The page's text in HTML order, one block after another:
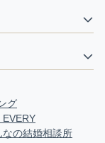
グ
EVERY
なの結婚相談所